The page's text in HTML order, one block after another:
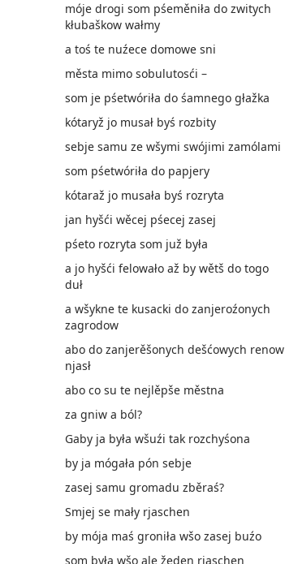
móje drogi som pśeměniła do zwitych
kłubaškow wałmy
a toś te nuźece domowe sni
města mimo sobulutosći –
som je pśetwóriła do śamnego głažka
kótaryž jo musał byś rozbity
sebje samu ze wšymi swójimi zamólami
som pśetwóriła do papjery
kótaraž jo musała byś rozryta
jan hyšći wěcej pśecej zasej
pśeto rozryta som juž była
a jo hyšći felowało až by wětš do togo
duł
a wšykne te kusacki do zanjeroźonych
zagrodow
abo do zanjerěšonych dešćowych renow
njasł
abo co su te nejlěpše městna
za gniw a ból?
Gaby ja była wšuźi tak rozchyśona
by ja mógała pón sebje
zasej samu gromadu zběraś?
Smjej se mały rjaschen
by mója maś groniła wšo zasej buźo
som była wšo ale žeden rjaschen